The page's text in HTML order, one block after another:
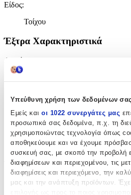
Υπεύθυνη χρήση των δεδομένων σας
Εμείς και οι 1022 συνεργάτες μας
προσωπικά σας δεδομένα, π.χ. τη
χρησιμοποιώντας τεχνολογία όπως
αποθηκεύουμε και να έχουμε
συσκευή σας, με σκοπό την προβολή
διαφημίσεων και περιεχομένου, τις
διαφημίσεις και περιεχόμενο, την
μας και την ανάπτυξη προϊόντων.
Είδος:
Τοίχου
Έξτρα Χαρακτηριστικά
Αφρώδες
Όχι
Μπορντούρα:
Όχι
Φωσφοριζέ:
Όχι